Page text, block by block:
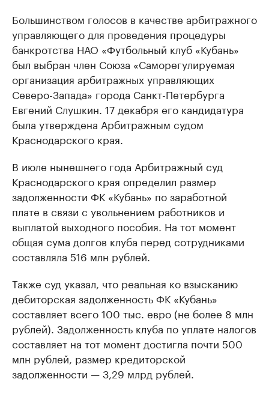
Большинством голосов в качестве арбитражного
управляющего для проведения процедуры
банкротства НАО «Футбольный клуб «Кубань»
был выбран член Союза «Саморегулируемая
организация арбитражных управляющих
Северо-Запада» города Санкт-Петербурга
Евгений Слушкин. 17 декабря его кандидатура
была утверждена Арбитражным судом
Краснодарского края.
В июле нынешнего года Арбитражный суд
Краснодарского края определил размер
задолженности ФК «Кубань» по заработной
плате в связи с увольнением работников и
выплатой выходного пособия. На тот момент
общая сума долгов клуба перед сотрудниками
составляла 516 млн рублей.
Также суд указал, что реальная ко взысканию
дебиторская задолженность ФК «Кубань»
составляет всего 100 тыс. евро (не более 8 млн
рублей). Задолженность клуба по уплате налогов
составляет на тот момент достигла почти 500
млн рублей, размер кредиторской
задолженности — 3,29 млрд рублей.